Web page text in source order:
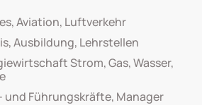
Aviation, Luftverkehr
Ausbildung, Lehrstellen
Strom, Gas, Wasser,
und Führungskräfte, Manager